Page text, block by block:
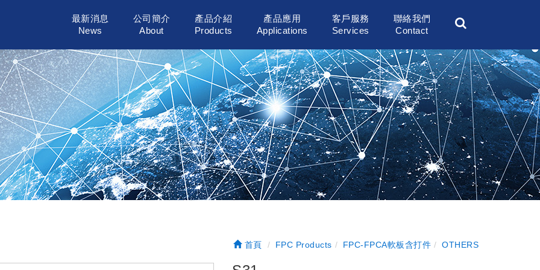
最新消息
News
公司簡介
About
產品介紹
Products
產品應用
Applications
客戶服務
Services
聯絡我們
Contact
首頁 FPC Products FPC-FPCA軟板含打件 OTHERS